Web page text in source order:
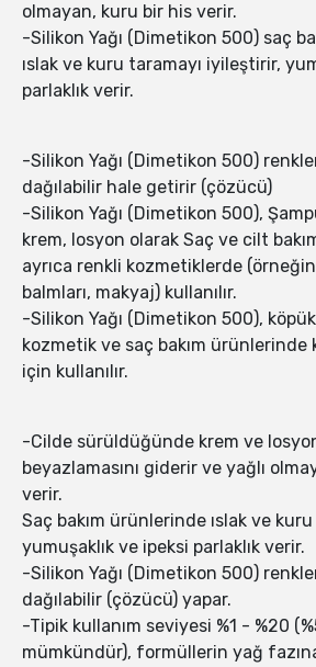
olmayan, kuru bir his verir.
-Silikon Yağı (Dimetikon 500) saç
ıslak ve kuru taramayı iyileştirir,
parlaklık verir.
-Silikon Yağı (Dimetikon 500)
dağılabilir hale getirir (çözücü)
-Silikon Yağı (Dimetikon 500),
krem, losyon olarak Saç ve cilt
ayrıca renkli kozmetiklerde
balmları, makyaj) kullanılır.
-Silikon Yağı (Dimetikon 500),
kozmetik ve saç bakım
için kullanılır.
-Cilde sürüldüğünde krem ve
beyazlamasını giderir ve yağlı
verir.
Saç bakım ürünlerinde ıslak ve
yumuşaklık ve ipeksi parlaklık verir.
-Silikon Yağı (Dimetikon 500)
dağılabilir (çözücü) yapar.
-Tipik kullanım seviyesi %1 - %20
mümkündür), formüllerin yağ